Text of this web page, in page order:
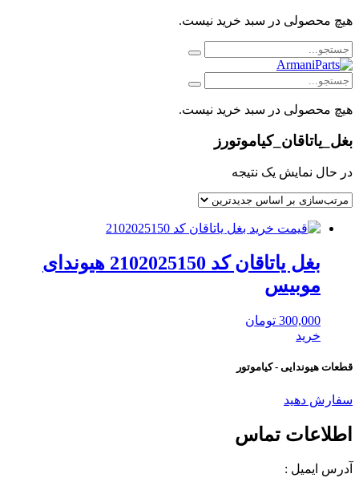
هیچ محصولی در سبد خرید نیست.
هیچ محصولی در سبد خرید نیست.
بغل_یاتاقان_کیاموتورز
در حال نمایش یک نتیجه
بغل یاتاقان کد 2102025150 هیوندای
موبیس
300,000 تومان
خرید
قطعات هیوندایی - کیاموتور
سفارش دهید
اطلاعات تماس
آدرس ایمیل :